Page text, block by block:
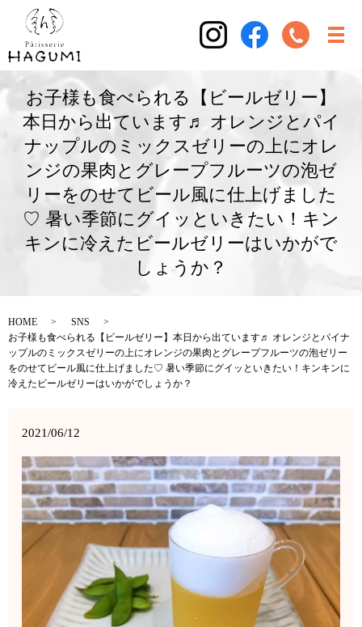
お子様も食べられる【ビールゼリー】
本日から出ています♬ オレンジとパイ
ナップルのミックスゼリーの上にオレ
ンジの果肉とグレープフルーツの泡ゼ
リーをのせてビール風に仕上げました
♡ 暑い季節にグイッといきたい！キン
キンに冷えたビールゼリーはいかがで
しょうか？
HOME
SNS
お子様も食べられる【ビールゼリー】本日から出ています♬ オレンジとパイナ
ップルのミックスゼリーの上にオレンジの果肉とグレープフルーツの泡ゼリー
をのせてビール風に仕上げました♡ 暑い季節にグイッといきたい！キンキンに
冷えたビールゼリーはいかがでしょうか？
2021/06/12